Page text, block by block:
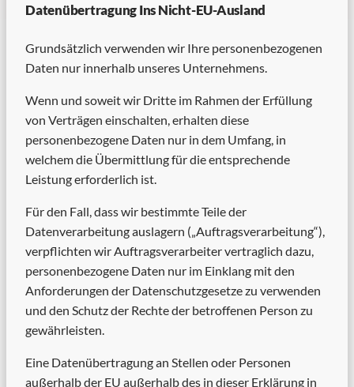
Datenübertragung Ins Nicht-EU-Ausland
Grundsätzlich verwenden wir Ihre personenbezogenen
Daten nur innerhalb unseres Unternehmens.
Wenn und soweit wir Dritte im Rahmen der Erfüllung
von Verträgen einschalten, erhalten diese
personenbezogene Daten nur in dem Umfang, in
welchem die Übermittlung für die entsprechende
Leistung erforderlich ist.
Für den Fall, dass wir bestimmte Teile der
Datenverarbeitung auslagern („Auftragsverarbeitung“),
verpflichten wir Auftragsverarbeiter vertraglich dazu,
personenbezogene Daten nur im Einklang mit den
Anforderungen der Datenschutzgesetze zu verwenden
und den Schutz der Rechte der betroffenen Person zu
gewährleisten.
Eine Datenübertragung an Stellen oder Personen
außerhalb der EU außerhalb des in dieser Erklärung in